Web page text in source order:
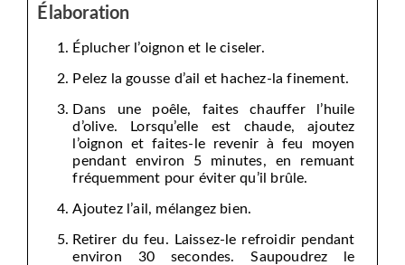
Élaboration
Éplucher l’oignon et le ciseler.
Pelez la gousse d’ail et hachez-la finement.
Dans une poêle, faites chauffer l’huile
d’olive. Lorsqu’elle est chaude, ajoutez
l’oignon et faites-le revenir à feu moyen
pendant environ 5 minutes, en remuant
fréquemment pour éviter qu’il brûle.
Ajoutez l’ail, mélangez bien.
Retirer du feu. Laissez-le refroidir pendant
environ 30 secondes. Saupoudrez le